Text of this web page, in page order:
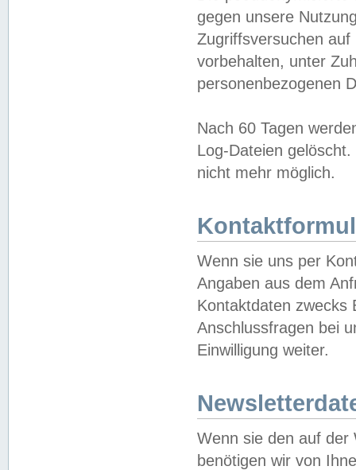
gegen unsere
Zugriffsversuchen
vorbehalten, unter
personenbezogenen
Nach 60 Tagen
Log-Dateien
nicht mehr möglich.
Wenn sie uns per
Angaben aus dem
Kontaktdaten zwecks
Anschlussfragen bei
Einwilligung weiter.
Wenn sie den auf der
benötigen wir von